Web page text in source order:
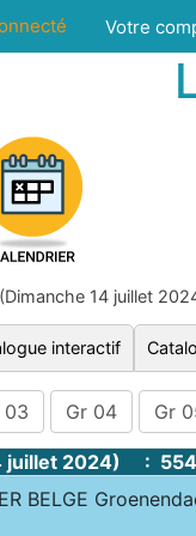
Votre
14 juillet
interactif
03 Gr 04 Gr
juillet 2024) :
BELGE